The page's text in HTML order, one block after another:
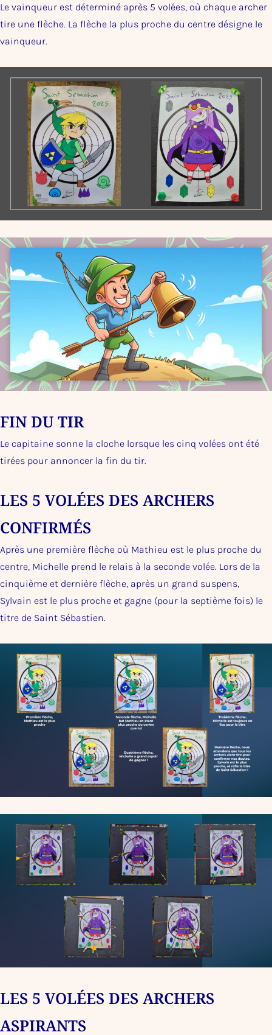
Le vainqueur est déterminé après 5 volées, où chaque archer
tire une flèche. La flèche la plus proche du centre désigne le
vainqueur.
FIN DU TIR
Le capitaine sonne la cloche lorsque les cinq volées ont été
tirées pour annoncer la fin du tir.
LES 5 VOLÉES DES ARCHERS
CONFIRMÉS
Après une première flèche où Mathieu est le plus proche du
centre, Michelle prend le relais à la seconde volée. Lors de la
cinquième et dernière flèche, après un grand suspens,
Sylvain est le plus proche et gagne (pour la septième fois) le
titre de Saint Sébastien.
LES 5 VOLÉES DES ARCHERS
ASPIRANTS